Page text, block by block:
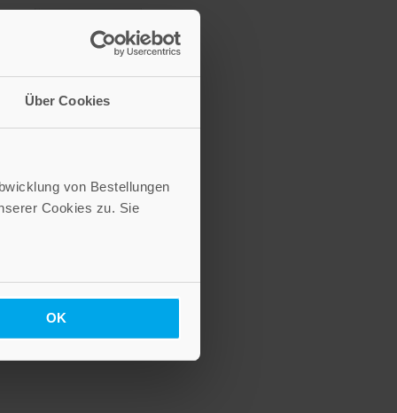
Über Cookies
von Bestellungen
Cookies zu. Sie
OK
Anerkennung
Inkl. 7% MwSt.,exkl.Versandkosten